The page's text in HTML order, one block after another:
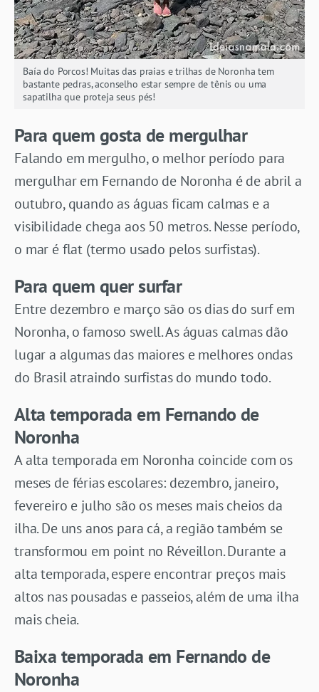
Baía do Porcos! Muitas das praias e trilhas de Noronha tem
bastante pedras, aconselho estar sempre de tênis ou uma
sapatilha que proteja seus pés!
Para quem gosta de mergulhar
Falando em mergulho, o melhor período para
mergulhar em Fernando de Noronha é de abril a
outubro, quando as águas ficam calmas e a
visibilidade chega aos 50 metros. Nesse período,
o mar é flat (termo usado pelos surfistas).
Para quem quer surfar
Entre dezembro e março são os dias do surf em
Noronha, o famoso swell. As águas calmas dão
lugar a algumas das maiores e melhores ondas
do Brasil atraindo surfistas do mundo todo.
Alta temporada em Fernando de
Noronha
A alta temporada em Noronha coincide com os
meses de férias escolares: dezembro, janeiro,
fevereiro e julho são os meses mais cheios da
ilha. De uns anos para cá, a região também se
transformou em point no Réveillon. Durante a
alta temporada, espere encontrar preços mais
altos nas pousadas e passeios, além de uma ilha
mais cheia.
Baixa temporada em Fernando de
Noronha